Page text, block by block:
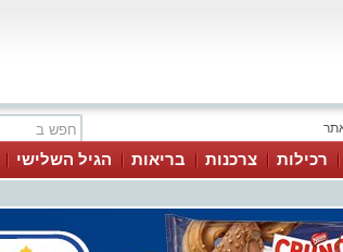
רכילות צרכנות בריאות הגיל השלישי